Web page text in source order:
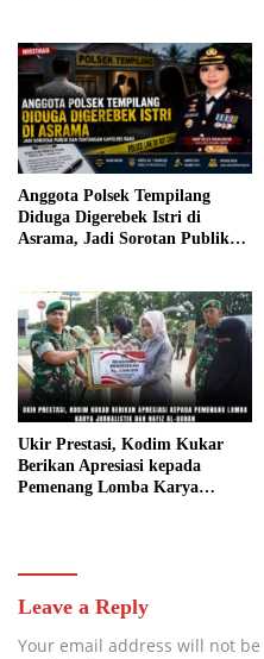
Anggota Polsek Tempilang
Diduga Digerebek Istri di
Asrama, Jadi Sorotan Publik
Ukir Prestasi, Kodim Kukar
Berikan Apresiasi kepada
Pemenang Lomba Karya
Leave a Reply
Your email address will not